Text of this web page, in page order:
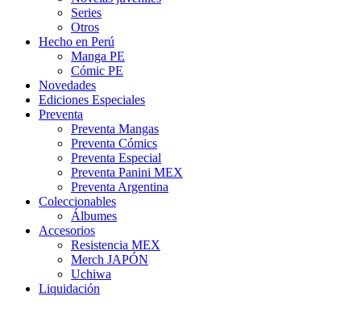
Series
Otros
Hecho en Perú
Manga PE
Cómic PE
Novedades
Ediciones Especiales
Preventa
Preventa Mangas
Preventa Cómics
Preventa Especial
Preventa Panini MEX
Preventa Argentina
Coleccionables
Álbumes
Accesorios
Resistencia MEX
Merch JAPÓN
Uchiwa
Liquidación